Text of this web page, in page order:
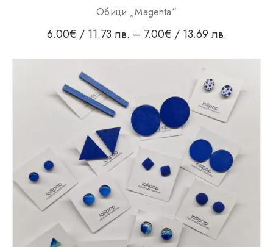
Обици „Magenta“
6.00€ / 11.73 лв. – 7.00€ / 13.69 лв.